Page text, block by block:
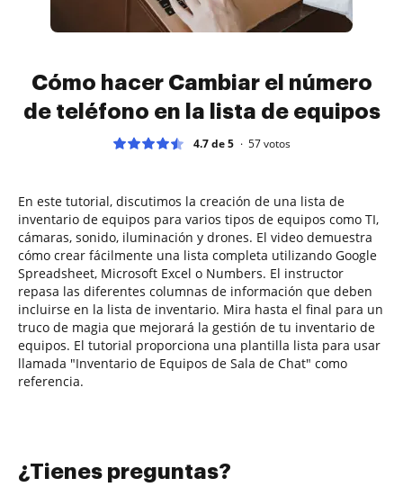
Cómo hacer Cambiar el número
de teléfono en la lista de equipos
4.7 de 5 57votos
En este tutorial, discutimos la creación de una lista de
inventario de equipos para varios tipos de equipos como TI,
cámaras, sonido, iluminación y drones. El video demuestra
cómo crear fácilmente una lista completa utilizando Google
Spreadsheet, Microsoft Excel o Numbers. El instructor
repasa las diferentes columnas de información que deben
incluirse en la lista de inventario. Mira hasta el final para un
truco de magia que mejorará la gestión de tu inventario de
equipos. El tutorial proporciona una plantilla lista para usar
llamada "Inventario de Equipos de Sala de Chat" como
referencia.
¿Tienes preguntas?